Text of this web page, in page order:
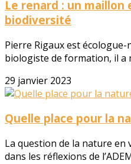
Le renard : un maillon
biodiversité
Pierre Rigaux est
biologiste de formation, il a
29 janvier 2023
Quelle place pour la
La question de la nature en
dans les réflexions de